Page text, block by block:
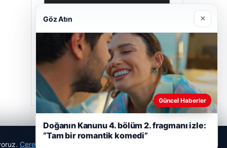
Hastaş Beton
26/05/2026
Çerez Politikamız
Göz Atın ×
Güncel Haberler
Doğanın Kanunu 4. bölüm 2. fragmanı izle:
“Tam bir romantik komedi”